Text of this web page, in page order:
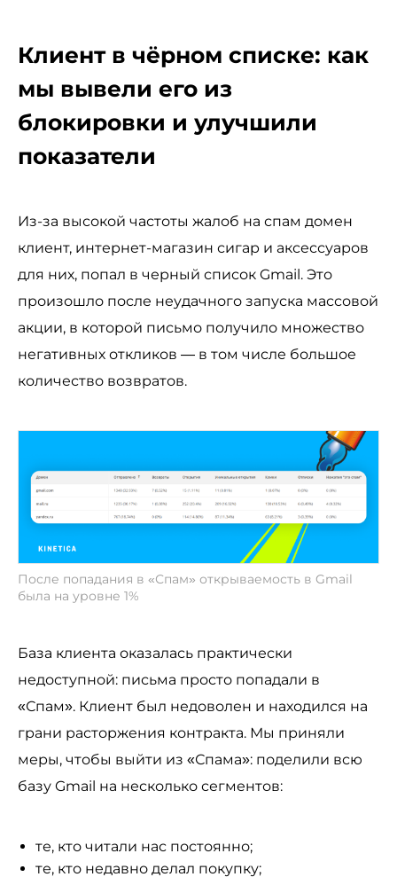
Клиент в чёрном списке: как
мы вывели его из
блокировки и улучшили
показатели
Из-за высокой частоты жалоб на спам домен
клиент, интернет-магазин сигар и аксессуаров
для них, попал в черный список Gmail. Это
произошло после неудачного запуска массовой
акции, в которой письмо получило множество
негативных откликов — в том числе большое
количество возвратов.
После попадания в «Спам» открываемость в Gmail
была на уровне 1%
База клиента оказалась практически
недоступной: письма просто попадали в
«Спам». Клиент был недоволен и находился на
грани расторжения контракта. Мы приняли
меры, чтобы выйти из «Спама»: поделили всю
базу Gmail на несколько сегментов:
те, кто читали нас постоянно;
те, кто недавно делал покупку;